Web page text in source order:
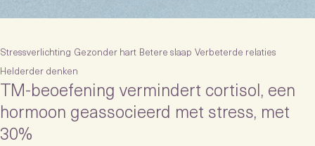
Stressverlichting Gezonder hart Betere slaap Verbeterde relaties
Helderder denken
TM-beoefening vermindert cortisol, een
hormoon geassocieerd met stress, met
30%